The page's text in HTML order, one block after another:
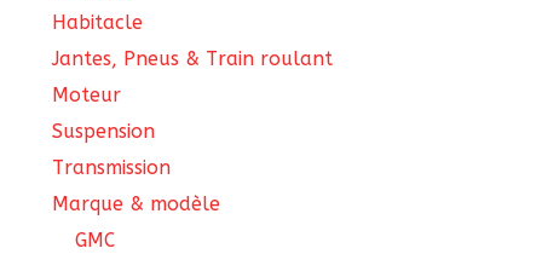
Habitacle
Jantes, Pneus & Train roulant
Moteur
Suspension
Transmission
Marque & modèle
GMC